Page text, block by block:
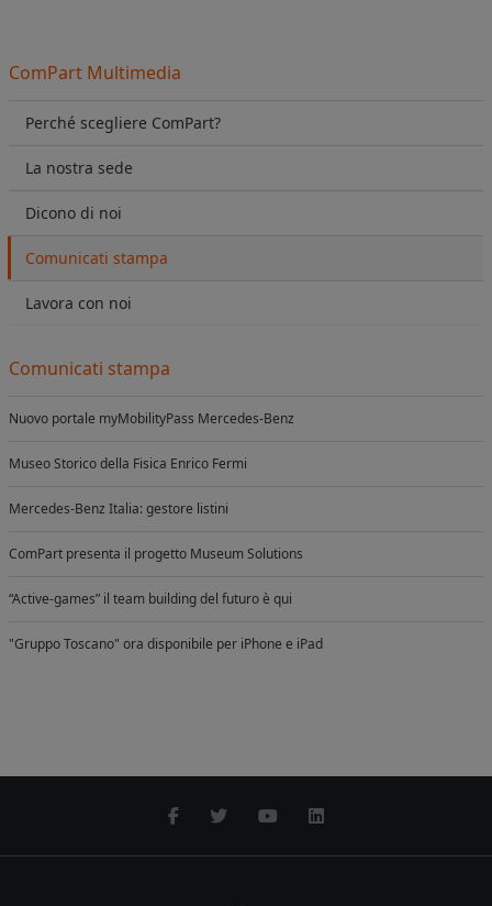
ComPart Multimedia
Perché scegliere ComPart?
La nostra sede
Dicono di noi
Comunicati stampa
Lavora con noi
Comunicati stampa
Nuovo portale myMobilityPass Mercedes-Benz
Museo Storico della Fisica Enrico Fermi
Mercedes-Benz Italia: gestore listini
ComPart presenta il progetto Museum Solutions
“Active-games” il team building del futuro è qui
"Gruppo Toscano" ora disponibile per iPhone e iPad